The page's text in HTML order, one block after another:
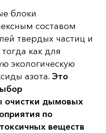
блоки
составом
твердых частиц и
как для
экологическую
азота. Это
очистки дымовых
по
веществ